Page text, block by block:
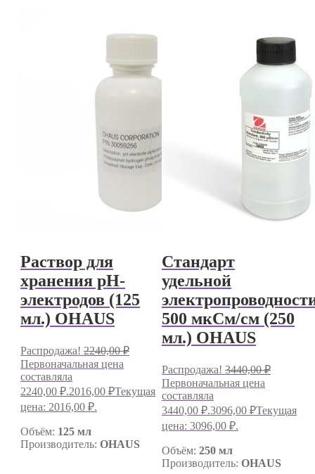
Раствор для
хранения pH-
электродов (125
мл.) OHAUS
Распродажа! 2240,00₽
Первоначальная цена
составляла
2240,00 ₽.2016,00 ₽Текущая
цена: 2016,00 ₽.
Объём: 125 мл
Производитель: OHAUS
Стандарт
удельной
500 мкСм/см (250
мл.) OHAUS
Распродажа! 3440,00₽
Первоначальная цена
составляла
3440,00 ₽.3096,00 ₽Текущая
цена: 3096,00 ₽.
Объём: 250 мл
Производитель: OHAUS